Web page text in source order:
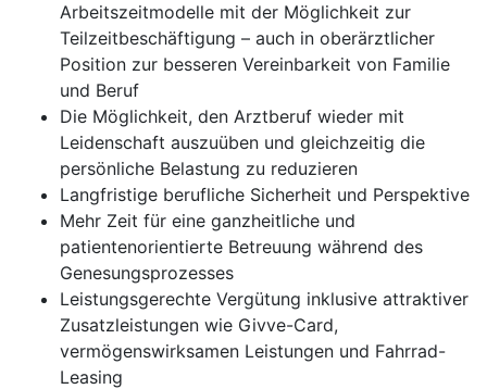
Arbeitszeitmodelle mit der Möglichkeit zur
Teilzeitbeschäftigung – auch in oberärztlicher
Position zur besseren Vereinbarkeit von Familie
und Beruf
Die Möglichkeit, den Arztberuf wieder mit
Leidenschaft auszuüben und gleichzeitig die
persönliche Belastung zu reduzieren
Langfristige berufliche Sicherheit und Perspektive
Mehr Zeit für eine ganzheitliche und
patientenorientierte Betreuung während des
Genesungsprozesses
Leistungsgerechte Vergütung inklusive attraktiver
Zusatzleistungen wie Givve-Card,
vermögenswirksamen Leistungen und Fahrrad-
Leasing